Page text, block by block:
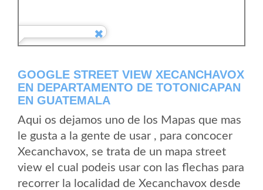
GOOGLE STREET VIEW XECANCHAVOX
EN DEPARTAMENTO DE TOTONICAPAN
EN GUATEMALA
Aqui os dejamos uno de los Mapas que mas
le gusta a la gente de usar , para concocer
Xecanchavox, se trata de un mapa street
view el cual podeis usar con las flechas para
recorrer la localidad de Xecanchavox desde